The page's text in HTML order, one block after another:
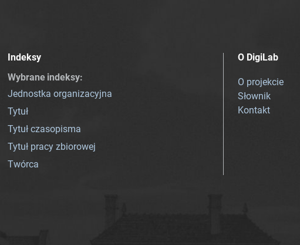
Indeksy
Wybrane indeksy:
Jednostka organizacyjna
Tytuł
Tytuł czasopisma
Tytuł pracy zbiorowej
Twórca
O DigiLab
O projekcie
Słownik
Kontakt